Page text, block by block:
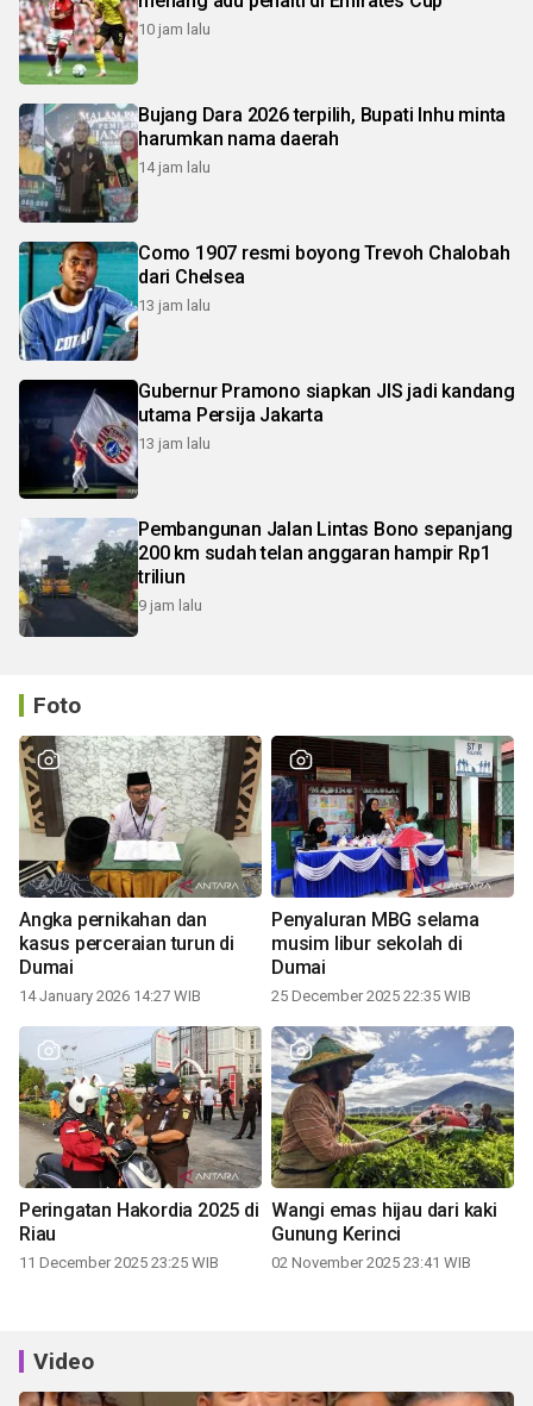
10 jam lalu
Bujang Dara 2026 terpilih, Bupati Inhu minta
harumkan nama daerah
14 jam lalu
Como 1907 resmi boyong Trevoh Chalobah
dari Chelsea
13 jam lalu
Gubernur Pramono siapkan JIS jadi kandang
utama Persija Jakarta
13 jam lalu
Pembangunan Jalan Lintas Bono sepanjang
200 km sudah telan anggaran hampir Rp1
triliun
9 jam lalu
Foto
Angka pernikahan dan
kasus perceraian turun di
Dumai
14 January 2026 14:27 WIB
Penyaluran MBG selama
musim libur sekolah di
Dumai
25 December 2025 22:35 WIB
Peringatan Hakordia 2025 di
Riau
11 December 2025 23:25 WIB
Wangi emas hijau dari kaki
Gunung Kerinci
02 November 2025 23:41 WIB
Video